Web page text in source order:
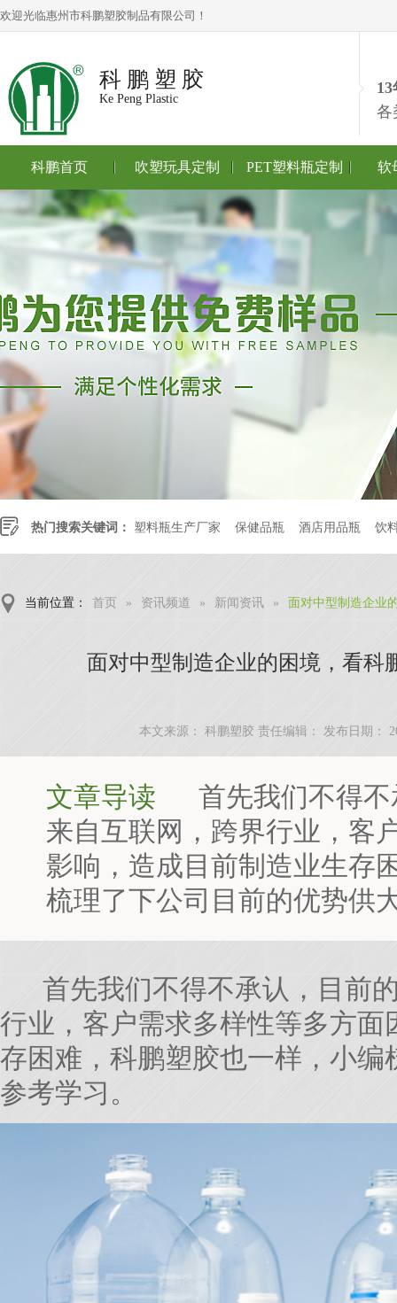
欢迎光临惠州市科鹏塑胶制品有限公司！
科 鹏 塑 胶
Ke Peng Plastic
各
科鹏首页 吹塑玩具定制 PET塑料瓶定制 软
热门搜索关键词： 塑料瓶生产厂家 保健品瓶 酒店用品瓶 饮
当前位置： 首页 » 资讯频道 » 新闻资讯 » 面对中型制造企业
面对中型制造企业的困境，看科
本文来源： 科鹏塑胶 责任编辑： 发布日期：
文章导读
首先我们不得
来自互联网，跨界行业，客
影响，造成目前制造业生存
梳理了下公司目前的优势供
首先我们不得不承认，目前
行业，客户需求多样性等多方
存困难，科鹏塑胶也一样，小
参考学习。